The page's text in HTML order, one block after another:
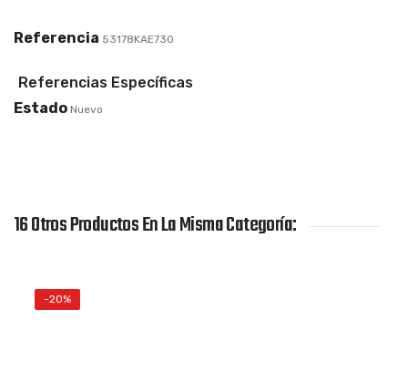
Referencia 53178KAE730
Referencias Específicas
Estado Nuevo
16 Otros Productos En La Misma Categoría:
-20%